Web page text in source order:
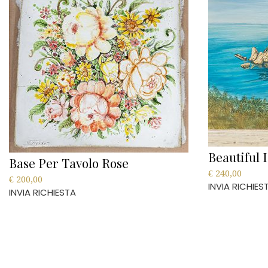
Base Per Tavolo Rose
€ 200,00
INVIA RICHIESTA
Beautiful
€240,00
INVIA